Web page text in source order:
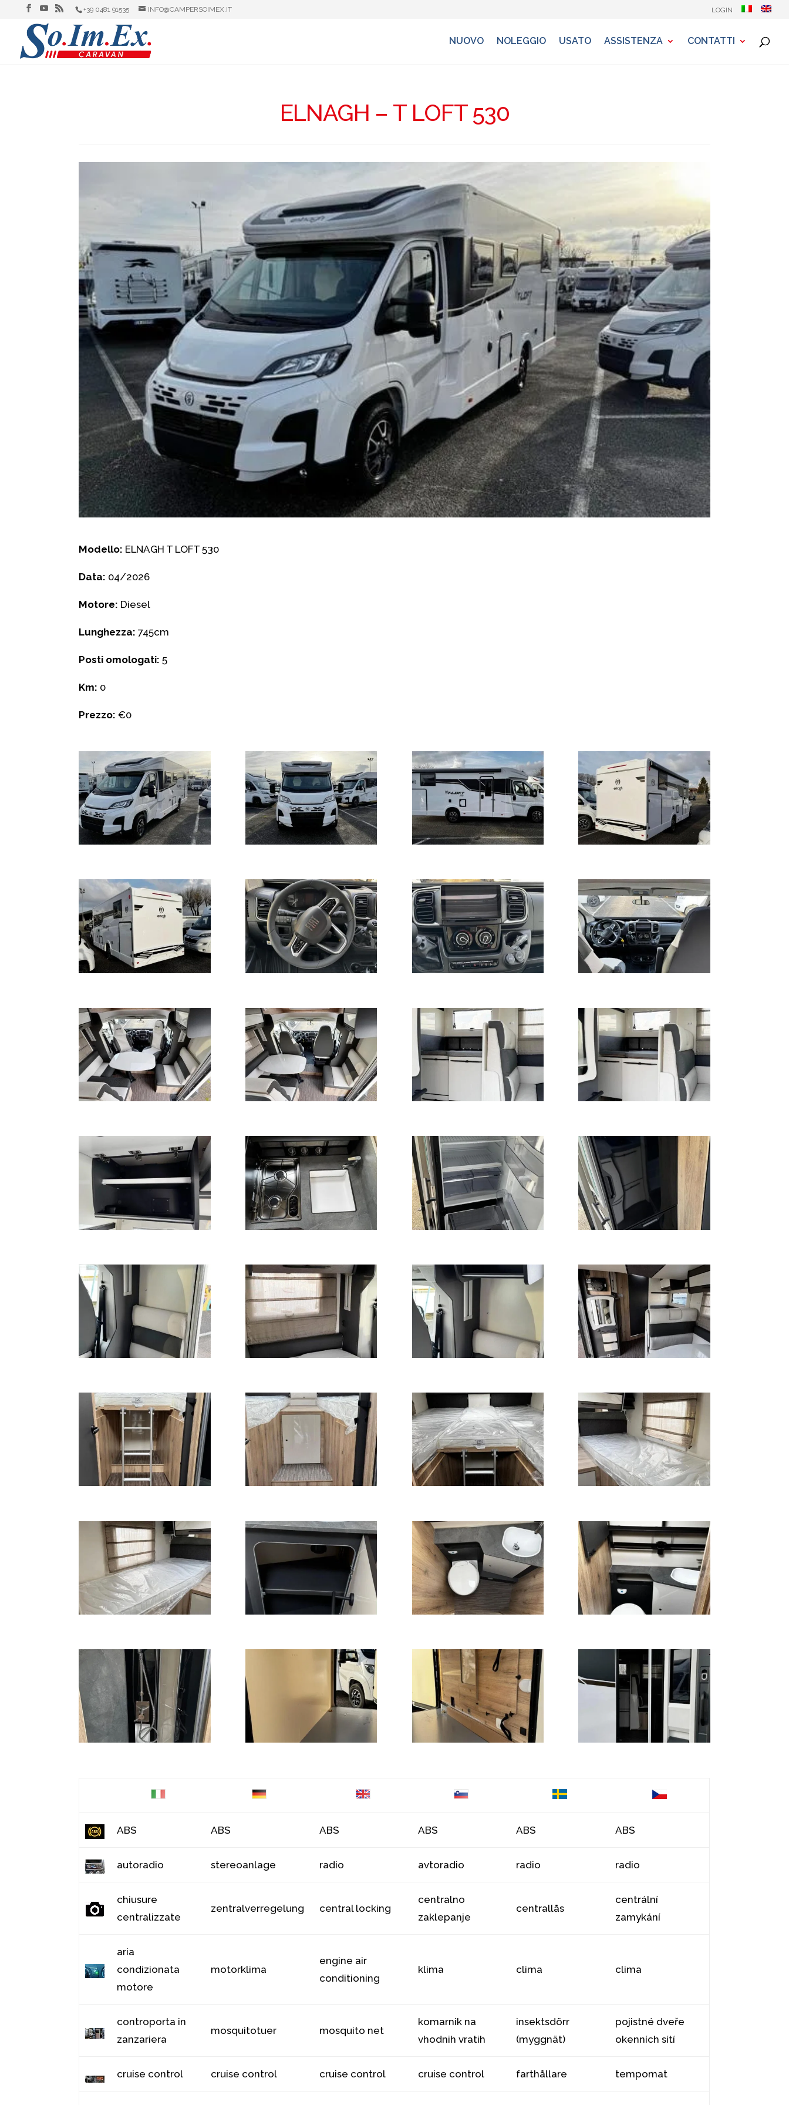
+39 0481 91535 INFO@CAMPERSOIMEX.IT LOGIN
NUOVO NOLEGGIO USATO ASSISTENZA CONTATTI
ELNAGH – T LOFT 530
Modello: ELNAGH T LOFT 530
Data: 04/2026
Motore: Diesel
Lunghezza: 745cm
Posti omologati: 5
Km: 0
Prezzo: €0
ABS ABS ABS ABS ABS ABS
autoradio stereoanlage radio avtoradio radio radio
chiusure
centralizzate
zentralverregelung central locking
centralno
zaklepanje
centrallås
centrální
zamykání
aria
condizionata
motore
motorklima
engine air
conditioning
klima clima clima
controporta in
zanzariera
mosquitotuer mosquito net
komarnik na
vhodnih vratih
insektsdörr
(myggnät)
pojistné dveře
okenních sítí
cruise control cruise control cruise control cruise control farthållare tempomat